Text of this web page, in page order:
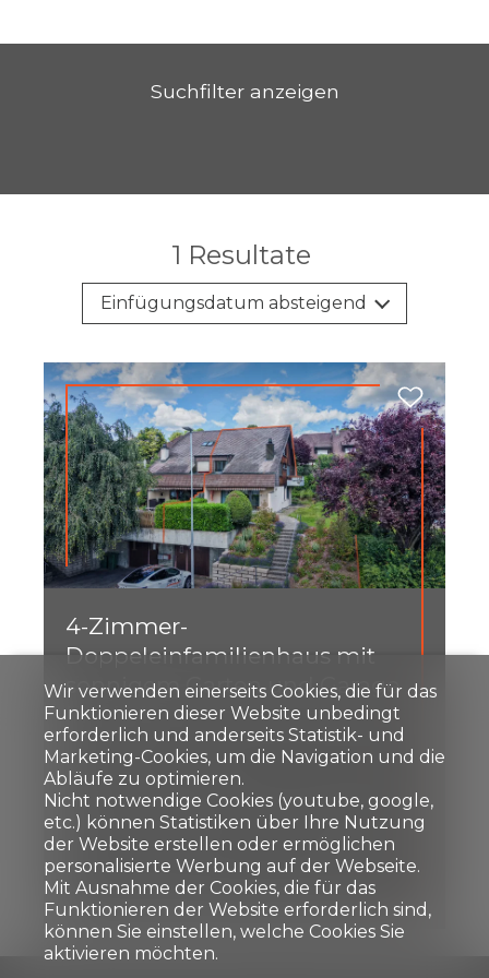
Suchfilter anzeigen
1 Resultate
Einfügungsdatum absteigend
4-Zimmer-
Doppeleinfamilienhaus mit
sonnigem Garten und Garage
in Worb
Worb
Preis auf Anfrage
120 m² 365 m² 4 1 1
Wir verwenden einerseits Cookies, die für das
Funktionieren dieser Website unbedingt
erforderlich und anderseits Statistik- und
Marketing-Cookies, um die Navigation und die
Abläufe zu optimieren.
Nicht notwendige Cookies (youtube, google,
etc.) können Statistiken über Ihre Nutzung
der Website erstellen oder ermöglichen
personalisierte Werbung auf der Webseite.
Mit Ausnahme der Cookies, die für das
Funktionieren der Website erforderlich sind,
können Sie einstellen, welche Cookies Sie
aktivieren möchten.